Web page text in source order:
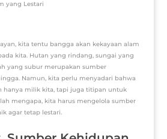
kita tentu bangga akan kekayaan alam
kita. Hutan yang rindang, sungai yang
yang subur merupakan sumber
Namun, kita perlu menyadari bahwa
hanya milik kita, tapi juga titipan untuk
mengapa, kita harus mengelola sumber
agar tetap lestari.